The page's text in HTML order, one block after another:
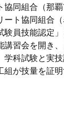
協同組合（那
ート協同組合
験員技能認定
講習会を開き、
学科試験と実
組が技量を証